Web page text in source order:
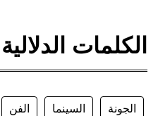
الكلمات الدلالية
الجونة السينما الفن